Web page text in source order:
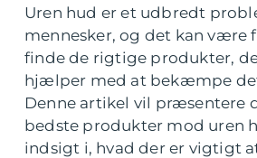
Uren hud er et udbredt
mennesker, og det kan være
finde de rigtige produkter,
hjælper med at bekæmpe
Denne artikel vil præsentere
bedste produkter mod uren
indsigt i, hvad der er vigtigt